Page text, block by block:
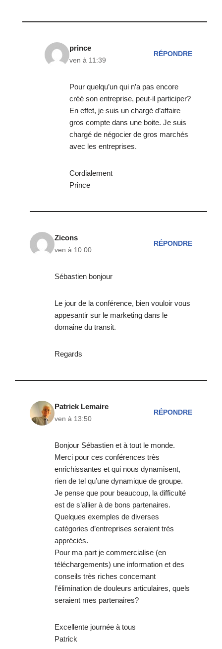
prince
ven à 11:39
RÉPONDRE
Pour quelqu’un qui n’a pas encore
créé son entreprise, peut-il participer?
En effet, je suis un chargé d’affaire
gros compte dans une boite. Je suis
chargé de négocier de gros marchés
avec les entreprises.
Cordialement
Prince
Zicons
ven à 10:00
RÉPONDRE
Sébastien bonjour
Le jour de la conférence, bien vouloir vous
appesantir sur le marketing dans le
domaine du transit.
Regards
Patrick Lemaire
ven à 13:50
RÉPONDRE
Bonjour Sébastien et à tout le monde.
Merci pour ces conférences très
enrichissantes et qui nous dynamisent,
rien de tel qu’une dynamique de groupe.
Je pense que pour beaucoup, la difficulté
est de s’allier à de bons partenaires.
Quelques exemples de diverses
catégories d’entreprises seraient très
appréciés.
Pour ma part je commercialise (en
téléchargements) une information et des
conseils très riches concernant
l’élimination de douleurs articulaires, quels
seraient mes partenaires?
Excellente journée à tous
Patrick